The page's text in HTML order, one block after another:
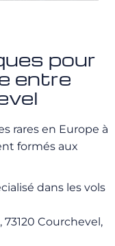
pour
entre
rares en Europe à
formés aux
dans les vols
Courchevel,